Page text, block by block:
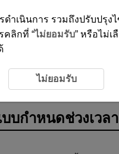
บกำหนดช่วงเวลา
ำเนินการ รวมถึงปรับปรุ
คลิกที่ “ไม่ยอมรับ” หรือไม่เ
ไม่ยอมรับ